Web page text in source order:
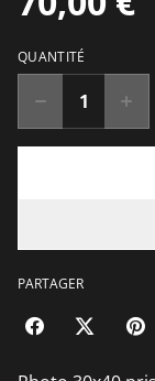
QUANTITÉ
PARTAGER